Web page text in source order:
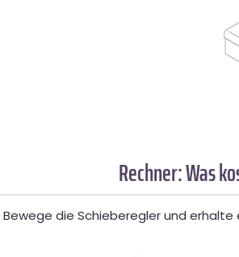
Rechner: Was
Bewege die Schieberegler und